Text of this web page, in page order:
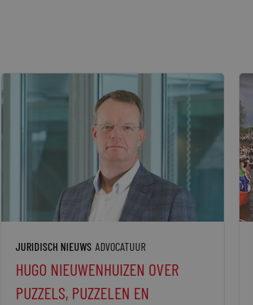
JURIDISCH NIEUWS ADVOCATUUR
HUGO NIEUWENHUIZEN OVER
PUZZELS, PUZZELEN EN